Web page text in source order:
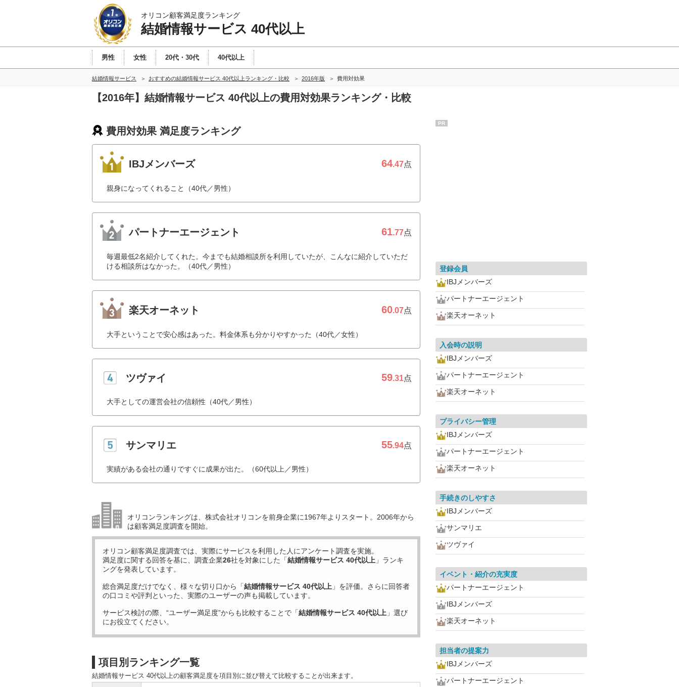
オリコン顧客満足度ランキング
結婚情報サービス 40代以上
男性 女性 20代・30代 40代以上
結婚情報サービス おすすめの結婚情報サービス 40代以上ランキング・比較 2016年版 費用対効果
【2016年】結婚情報サービス 40代以上の費用対効果ランキング・比較
費用対効果 満足度ランキング
IBJメンバーズ 64.47点
親身になってくれること（40代／男性）
パートナーエージェント 61.77点
毎週最低2名紹介してくれた。今までも結婚相談所を利用していたが、こんなに紹介していただ
ける相談所はなかった。（40代／男性）
楽天オーネット 60.07点
大手ということで安心感はあった。料金体系も分かりやすかった（40代／女性）
ツヴァイ 59.31点
大手としての運営会社の信頼性（40代／男性）
サンマリエ 55.94点
実績がある会社の通りですぐに成果が出た。（60代以上／男性）
オリコンランキングは、株式会社オリコンを前身企業に1967年よりスタート。2006年から
は顧客満足度調査を開始。
オリコン顧客満足度調査では、実際にサービスを利用した 人にアンケート調査を実施。
満足度に関する回答を基に、調査企業26社を対象にした「結婚情報サービス 40代以上 」ランキ
ングを発表しています。
総合満足度だけでなく、様々な切り口から「結婚情報サービス 40代以上 」を評価。さらに回答者
の口コミや評判といった、実際のユーザーの声も掲載しています。
サービス検討の際、“ユーザー満足度”からも比較することで「結婚情報サービス 40代以上 」選び
にお役立てください。
項目別ランキング一覧
結婚情報サービス 40代以上の顧客満足度を項目別に並び替えて比較することが出来ます。
PR
登録会員
IBJメンバーズ
パートナーエージェント
楽天オーネット
入会時の説明
IBJメンバーズ
パートナーエージェント
楽天オーネット
プライバシー管理
IBJメンバーズ
パートナーエージェント
楽天オーネット
手続きのしやすさ
IBJメンバーズ
サンマリエ
ツヴァイ
イベント・紹介の充実度
パートナーエージェント
IBJメンバーズ
楽天オーネット
担当者の提案力
IBJメンバーズ
パートナーエージェント